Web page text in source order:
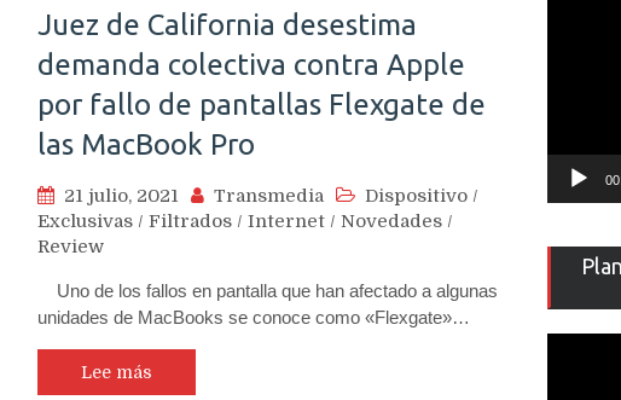
Juez de California desestima
demanda colectiva contra Apple
por fallo de pantallas Flexgate de
las MacBook Pro
21 julio, 2021 Transmedia Dispositivo /
Exclusivas / Filtrados / Internet / Novedades /
Review
Uno de los fallos en pantalla que han afectado a algunas
unidades de MacBooks se conoce como «Flexgate»…
Lee más